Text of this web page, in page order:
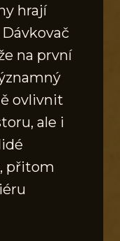
hrají
na první
ovlivnit
ale i
přitom